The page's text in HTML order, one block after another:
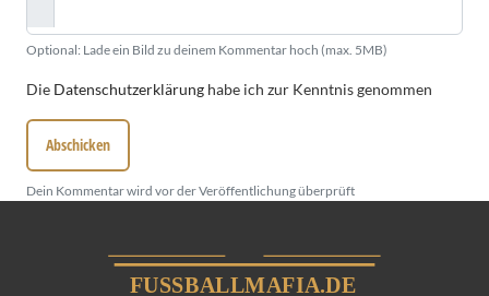
Optional: Lade ein Bild zu deinem Kommentar hoch (max. 5MB)
Die Datenschutzerklärung habe ich zur Kenntnis genommen
Abschicken
Dein Kommentar wird vor der Veröffentlichung überprüft